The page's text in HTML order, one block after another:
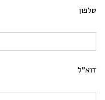
טלפון
דוא"ל